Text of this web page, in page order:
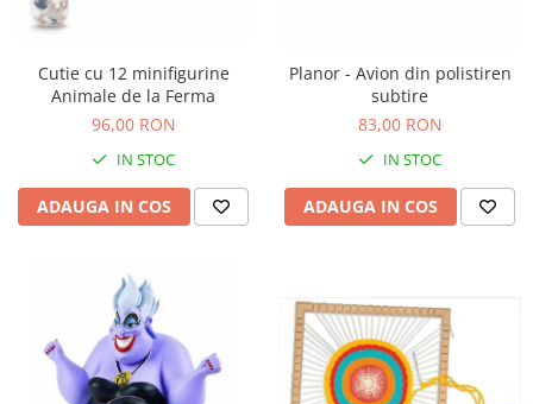
Nisip kinetic
Proiector pentru copii
Instrumente muzicale pentru copii
Caruseluri muzicale
Storytelling
Papusi de mana
Casa de papusi
Bormasina magica
Costum Halloween Copii
Cadou copii 8 ani
Cadou copii 9 ani
Cadou copii 10 ani
Cadou copii 11 ani
Cadou copii 12 ani
Cutie cu 12 minifigurine
Animale de la Ferma
96,00 RON
IN STOC
ADAUGA IN COS
Planor - Avion din polistiren
subtire
83,00 RON
IN STOC
ADAUGA IN COS